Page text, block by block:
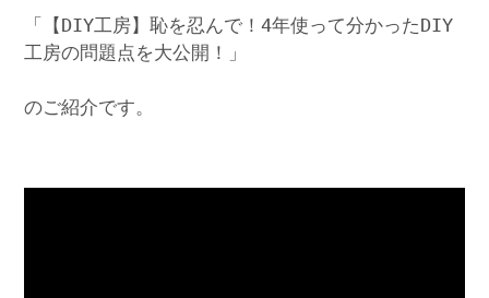
「【DIY工房】恥を忍んで！4年使って分かったDIY
工房の問題点を大公開！」
のご紹介です。